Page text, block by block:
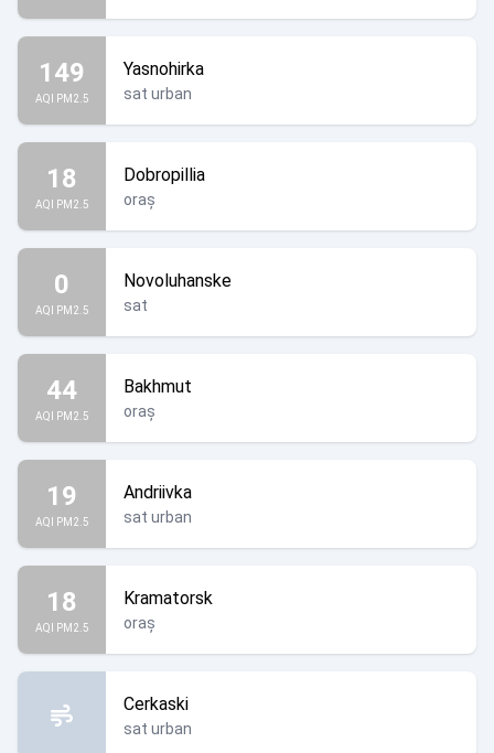
149
AQI PM2.5
Yasnohirka
sat urban
18
AQI PM2.5
Dobropillia
oraș
0
AQI PM2.5
Novoluhanske
sat
44
AQI PM2.5
Bakhmut
oraș
19
AQI PM2.5
Andriivka
sat urban
18
AQI PM2.5
Kramatorsk
oraș
Cerkaski
sat urban